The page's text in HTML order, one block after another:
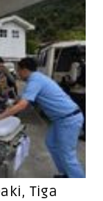
Tiga